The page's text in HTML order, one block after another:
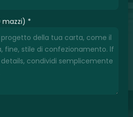
mazzi) *